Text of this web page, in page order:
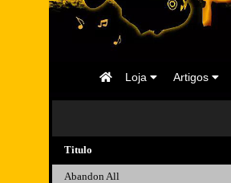
Artigos
Loja
Página
Titulo
Abandon All